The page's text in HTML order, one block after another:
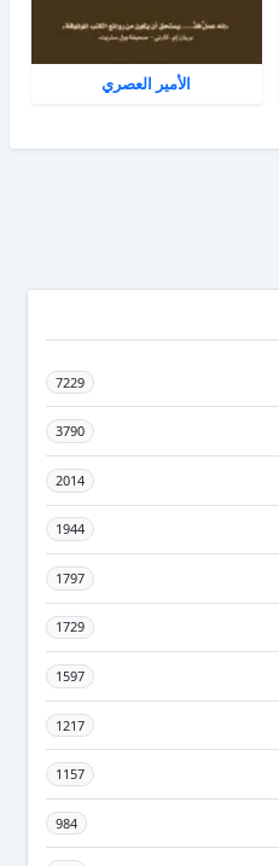
الأمير العصري
7229
3790
2014
1944
1797
1729
1597
1217
1157
984